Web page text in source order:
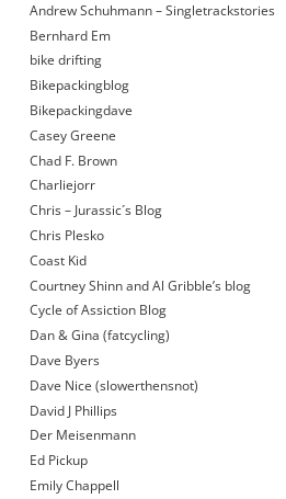
Andrew Schuhmann – Singletrackstories
Bernhard Em
bike drifting
Bikepackingblog
Bikepackingdave
Casey Greene
Chad F. Brown
Charliejorr
Chris – Jurassic´s Blog
Chris Plesko
Coast Kid
Courtney Shinn and Al Gribble’s blog
Cycle of Assiction Blog
Dan & Gina (fatcycling)
Dave Byers
Dave Nice (slowerthensnot)
David J Phillips
Der Meisenmann
Ed Pickup
Emily Chappell